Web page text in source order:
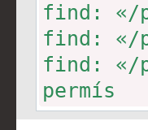
find: «/
find: «/
find: «/
permís
find: «/